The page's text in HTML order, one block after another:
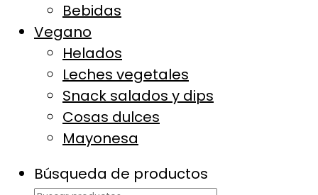
Bebidas
Vegano
Helados
Leches vegetales
Snack salados y dips
Cosas dulces
Mayonesa
Búsqueda de productos